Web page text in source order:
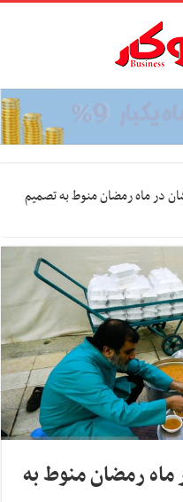
در ماه رمضان منوط به تصمیم
ماه رمضان منوط به